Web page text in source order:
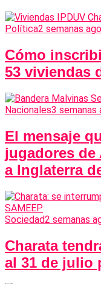
Política2 semanas ago
Cómo
53 viviendas
Nacionales3 semanas
El mensaje
jugadores de
a Inglaterra
Sociedad2 semanas
Charata
al 31 de julio